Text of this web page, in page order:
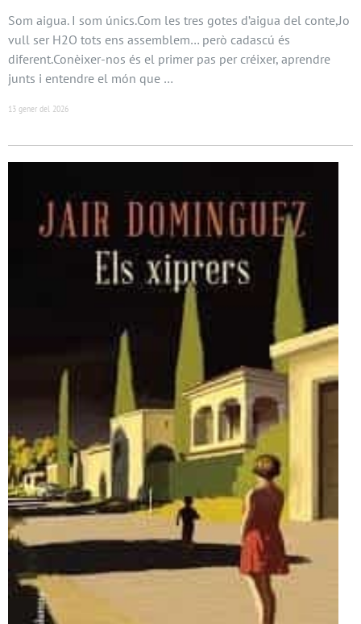
Som aigua. I som únics.Com les tres gotes d’aigua del conte,Jo
vull ser H2O tots ens assemblem… però cadascú és
diferent.Conèixer-nos és el primer pas per créixer, aprendre
junts i entendre el món que …
13 gener del 2026